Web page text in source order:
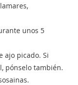
unos 5
ajo picado. Si
pónselo también.